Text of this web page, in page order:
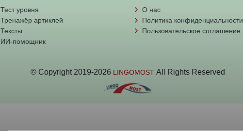
Тест уровня
Тренажёр артиклей
Тексты
ИИ-помощник
О нас
Политика конфиденциальности
Пользовательское соглашение
© Copyright 2019-2026 LINGOMOST All Rights Reserved